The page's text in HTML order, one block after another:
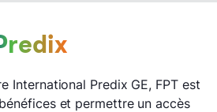
International Predix GE, FPT est
et permettre un accès